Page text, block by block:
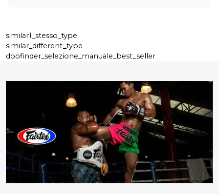
similar1_stesso_type
similar_different_type
doofinder_selezione_manuale_best_seller